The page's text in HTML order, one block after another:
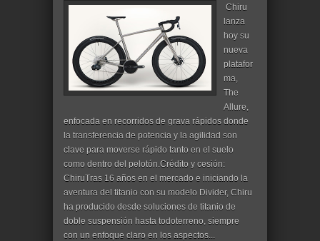
Chiru
lanza
hoy su
nueva
platafor
ma,
The
Allure,
enfocada en recorridos de grava rápidos donde
la transferencia de potencia y la agilidad son
clave para moverse rápido tanto en el suelo
como dentro del pelotón.Crédito y cesión:
ChiruTras 16 años en el mercado e iniciando la
aventura del titanio con su modelo Divider, Chiru
ha producido desde soluciones de titanio de
doble suspensión hasta todoterreno, siempre
con un enfoque claro en los aspectos...